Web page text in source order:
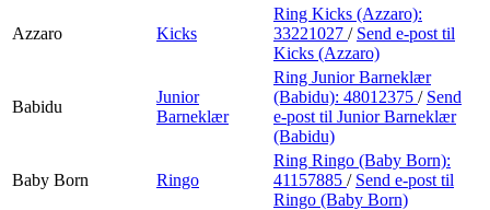
Azzaro Kicks
Ring Kicks (Azzaro):
33221027 / Send e-post til
Kicks (Azzaro)
Babidu
Junior
Barneklær
Ring Junior Barneklær
(Babidu): 48012375 / Send
e-post til Junior Barneklær
(Babidu)
Baby Born Ringo
Ring Ringo (Baby Born):
41157885 / Send e-post til
Ringo (Baby Born)